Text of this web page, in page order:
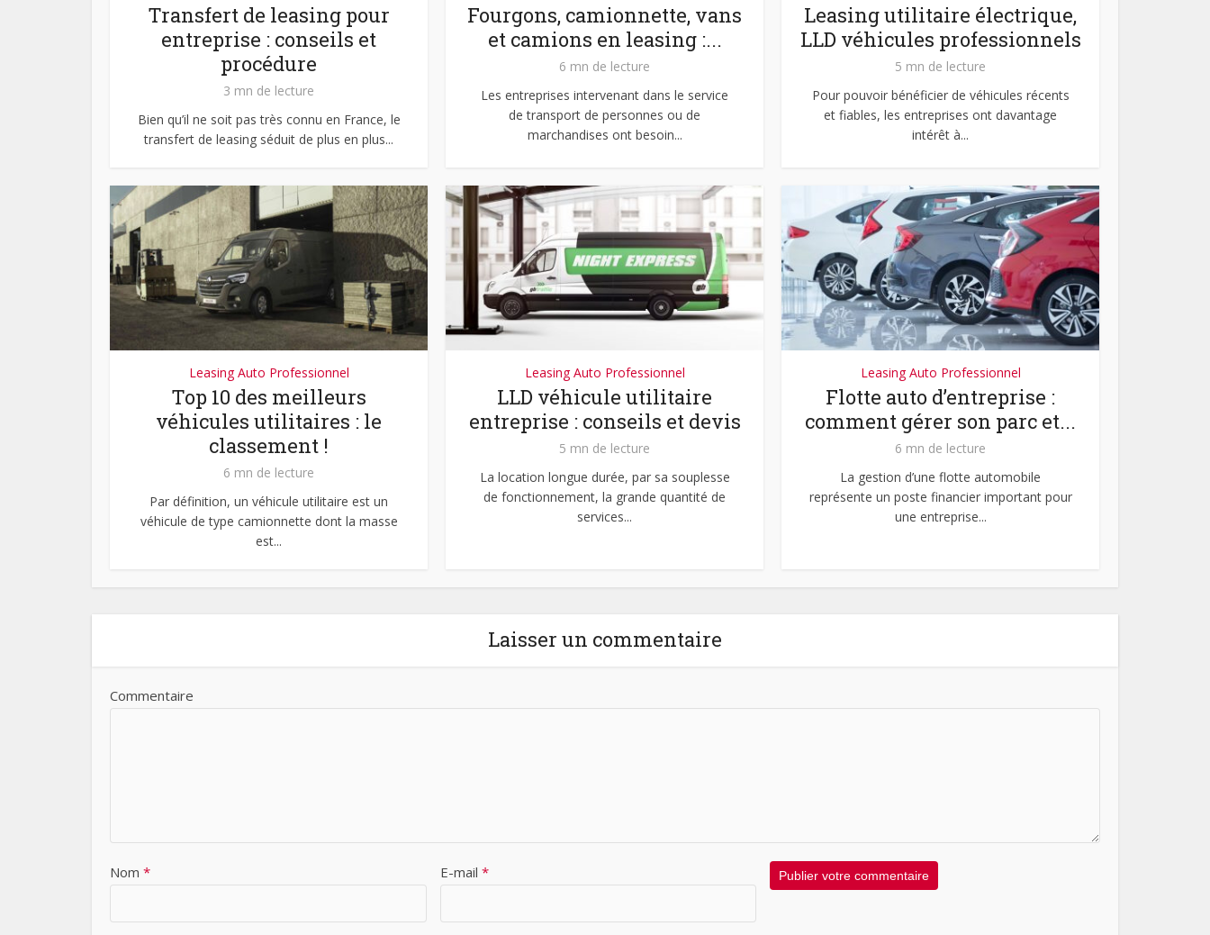
Transfert de leasing pour
entreprise : conseils et
procédure
3 mn de lecture
Bien qu’il ne soit pas très connu en France, le
transfert de leasing séduit de plus en plus...
Fourgons, camionnette, vans
et camions en leasing :...
6 mn de lecture
Les entreprises intervenant dans le service
de transport de personnes ou de
marchandises ont besoin...
Leasing utilitaire électrique,
LLD véhicules professionnels
5 mn de lecture
Pour pouvoir bénéficier de véhicules récents
et fiables, les entreprises ont davantage
intérêt à...
Leasing Auto Professionnel
Top 10 des meilleurs
véhicules utilitaires : le
classement !
6 mn de lecture
Par définition, un véhicule utilitaire est un
véhicule de type camionnette dont la masse
est...
Leasing Auto Professionnel
LLD véhicule utilitaire
entreprise : conseils et devis
5 mn de lecture
La location longue durée, par sa souplesse
de fonctionnement, la grande quantité de
services...
Leasing Auto Professionnel
Flotte auto d’entreprise :
comment gérer son parc et...
6 mn de lecture
La gestion d’une flotte automobile
représente un poste financier important pour
une entreprise...
Laisser un commentaire
Commentaire
Nom * E-mail *